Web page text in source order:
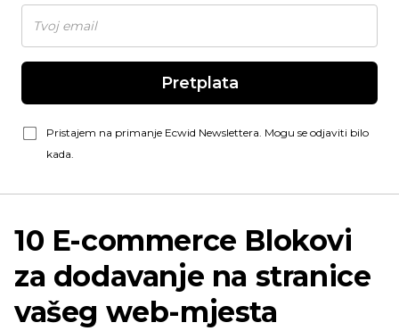
Pretplata
Pristajem na primanje Ecwid Newslettera. Mogu se odjaviti bilo
kada.
10 E-commerce Blokovi
za dodavanje na stranice
vašeg web-mjesta